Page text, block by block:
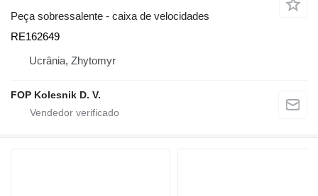
Peça sobressalente - caixa de velocidades
RE162649
Ucrânia, Zhytomyr
FOP Kolesnik D. V.